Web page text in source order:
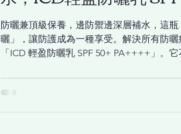
露：啟動肌膚的深度水循環 以被譽為「花中之后」的大馬士革玫瑰
花水為基底，其蘊含的豐富微量營養與芳
防曬兼頂級保養，邊防禦邊深層補水，這
曬」，讓防護成為一種享受。解決所有防
「ICD 輕盈防曬乳 SPF 50+ PA++++」。